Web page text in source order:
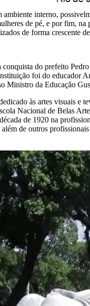
ambiente interno,
de pé, e por fim,
de forma crescente
do prefeito
foi do educador
Ministro da Educação
às artes visuais
Nacional de Belas
de 1920 na
de outros